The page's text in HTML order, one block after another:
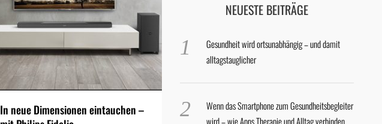
In neue Dimensionen eintauchen –
NEUESTE BEITRÄGE
Gesundheit wird ortsunabhängig – und damit
alltagstauglicher
Wenn das Smartphone zum Gesundheitsbegleiter
wird – wie Apps Therapie und Alltag verbinden